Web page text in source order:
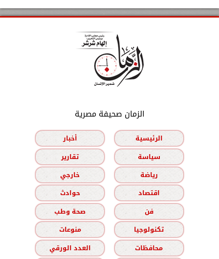
الزمان صحيفة مصرية
الرئيسية
أخبار
سياسة
تقارير
رياضة
خارجي
اقتصاد
حوادث
فن
صحة وطب
تكنولوجيا
منوعات
محافظات
العدد الورقي